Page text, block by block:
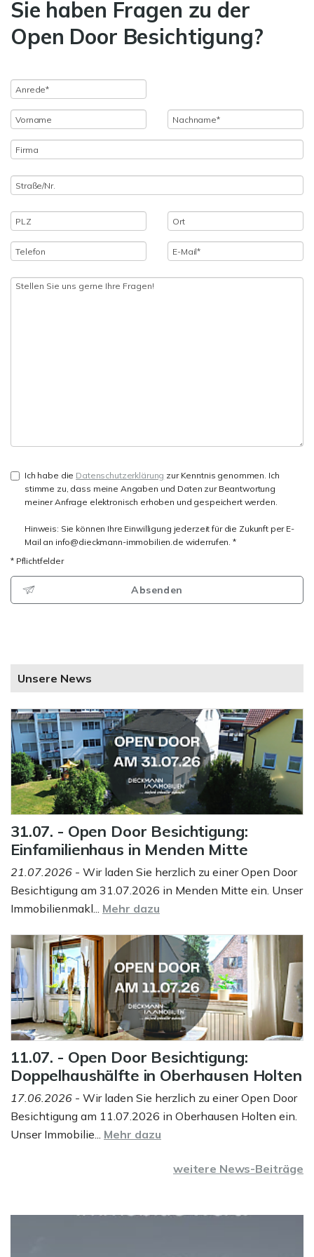
erweitern möchten.Haben wir Ihr Interesse geweckt?
Dann senden Sie uns gerne eine Anfrage - wir lassen
Ihnen umgehend das vollständige Exposé mit weiteren
Sie haben Fragen zu der
Open Door Besichtigung?
Ich habe die Datenschutzerklärung zur Kenntnis genommen. Ich
stimme zu, dass meine Angaben und Daten zur Beantwortung
meiner Anfrage elektronisch erhoben und gespeichert werden.
Hinweis: Sie können Ihre Einwilligung jederzeit für die Zukunft per E-
Mail an info@dieckmann-immobilien.de widerrufen. *
* Pflichtfelder
Absenden
Unsere News
31.07. - Open Door Besichtigung:
Einfamilienhaus in Menden Mitte
21.07.2026 - Wir laden Sie herzlich zu einer Open Door
Besichtigung am 31.07.2026 in Menden Mitte ein. Unser
Immobilienmakl... Mehr dazu
11.07. - Open Door Besichtigung:
Doppelhaushälfte in Oberhausen Holten
17.06.2026 - Wir laden Sie herzlich zu einer Open Door
Besichtigung am 11.07.2026 in Oberhausen Holten ein.
Unser Immobilie... Mehr dazu
weitere News-Beiträge